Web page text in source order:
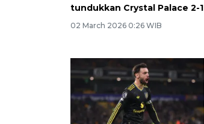
tundukkan Crystal Palace 2-1
02 March 2026 0:26 WIB